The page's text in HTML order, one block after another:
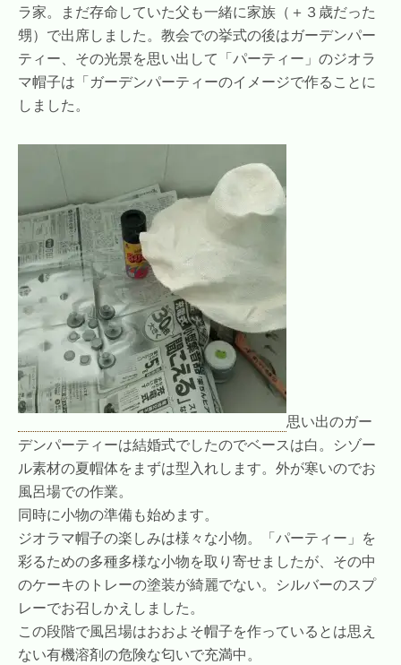
ラ家。まだ存命していた父も一緒に家族（＋３歳だった
甥）で出席しました。教会での挙式の後はガーデンパー
ティー、その光景を思い出して「パーティー」のジオラ
マ帽子は「ガーデンパーティーのイメージで作ることに
しました。
思い出のガー
デンパーティーは結婚式でしたのでベースは白。シゾー
ル素材の夏帽体をまずは型入れします。外が寒いのでお
風呂場での作業。
同時に小物の準備も始めます。
ジオラマ帽子の楽しみは様々な小物。「パーティー」を
彩るための多種多様な小物を取り寄せましたが、その中
のケーキのトレーの塗装が綺麗でない。シルバーのスプ
レーでお召しかえしました。
この段階で風呂場はおおよそ帽子を作っているとは思え
ない有機溶剤の危険な匂いで充満中。